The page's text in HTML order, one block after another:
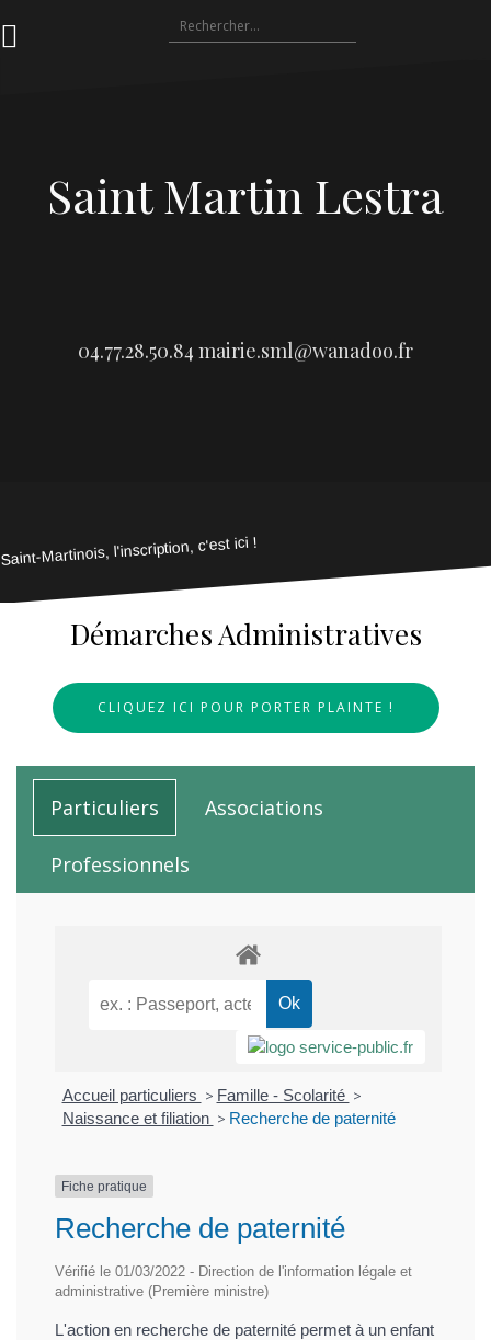
au
Rechercher :
Saint Martin Lestra
04.77.28.50.84 mairie.sml@wanadoo.fr
Saint-Martinois, l'inscription, c'est ici !
Démarches Administratives
CLIQUEZ ICI POUR PORTER PLAINTE !
Particuliers Associations
Professionnels
Accueil particuliers > Famille - Scolarité >
Naissance et filiation > Recherche de paternité
Fiche pratique
Recherche de paternité
Vérifié le 01/03/2022 - Direction de l'information légale et
administrative (Première ministre)
L'action en recherche de paternité permet à un enfant